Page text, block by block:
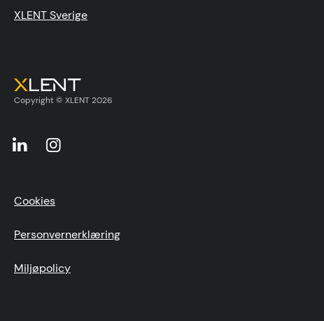
XLENT Sverige
Copyright © XLENT 2026
Cookies
Personvernerklæring
Miljøpolicy